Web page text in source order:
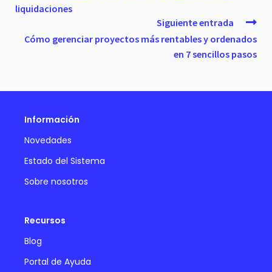
liquidaciones
Siguiente entrada
Cómo gerenciar proyectos más rentables y ordenados
en 7 sencillos pasos
Información
Novedades
Estado del Sistema
Sobre nosotros
Recursos
Blog
Portal de Ayuda